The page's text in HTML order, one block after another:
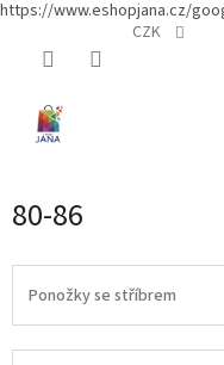
https://www.eshopjana.cz/
CZK
80-86
Ponožky se stříbrem